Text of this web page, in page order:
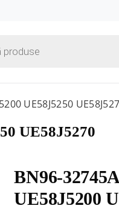
UE58J5250
UE58J5270
BN96-
UE58J5200